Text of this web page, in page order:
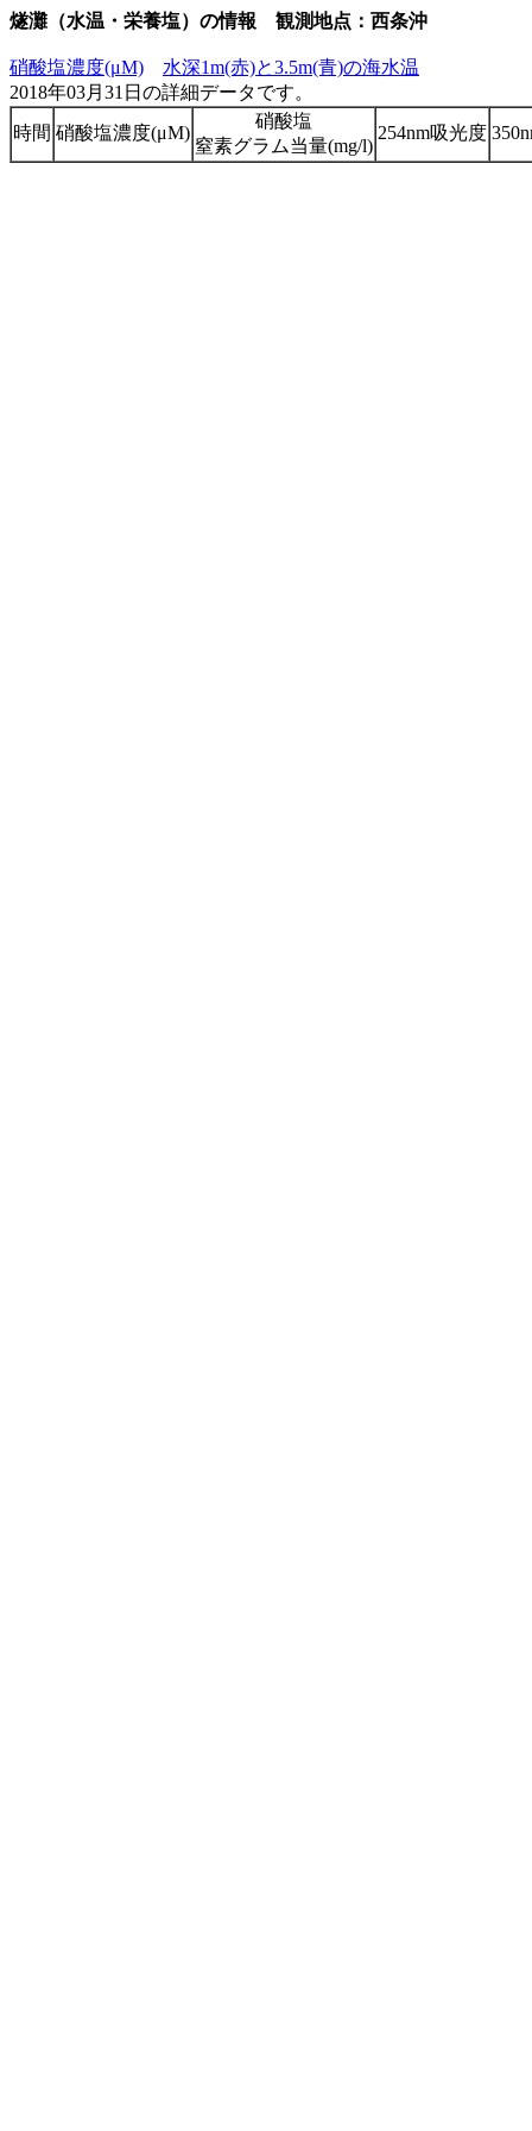
燧灘（水温・栄養塩）の情報 観測地点：西条沖
硝酸塩濃度(μM)
水深1m(赤)と3.5m(青)の海水温
2018年03月31日の詳細データです。
時間 硝酸塩濃度(μM)
硝酸塩
窒素グラム当量(mg/l)
254nm吸光度